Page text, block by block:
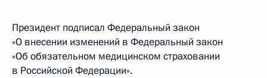
Президент подписал Федеральный закон
«О внесении изменений в Федеральный закон
«Об обязательном медицинском страховании
в Российской Федерации».